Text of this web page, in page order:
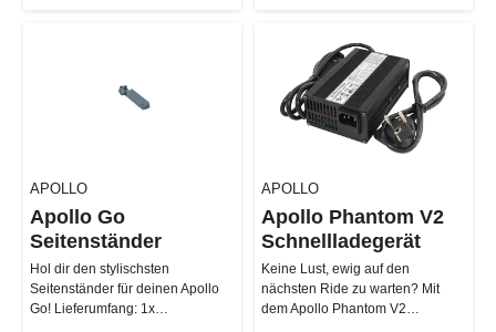
APOLLO
Apollo Go
Seitenständer
Hol dir den stylischsten
Seitenständer für deinen Apollo
Go! Lieferumfang: 1x
APOLLO
Apollo Phantom V2
Schnellladegerät
Keine Lust, ewig auf den
nächsten Ride zu warten? Mit
dem Apollo Phantom V2